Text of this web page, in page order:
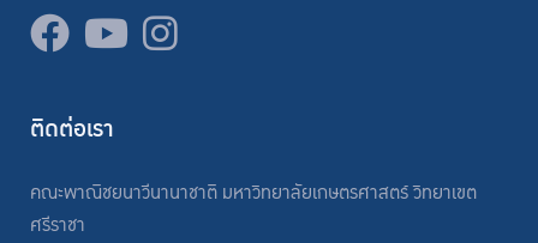
ติดต่อเรา
คณะพาณิชยนาวีนานาชาติ มหาวิทยาลัยเกษตรศาสตร์ วิทยาเขต
ศรีราชา